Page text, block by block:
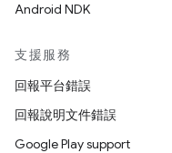
Android NDK
支援服務
回報平台錯誤
回報說明文件錯誤
Google Play support